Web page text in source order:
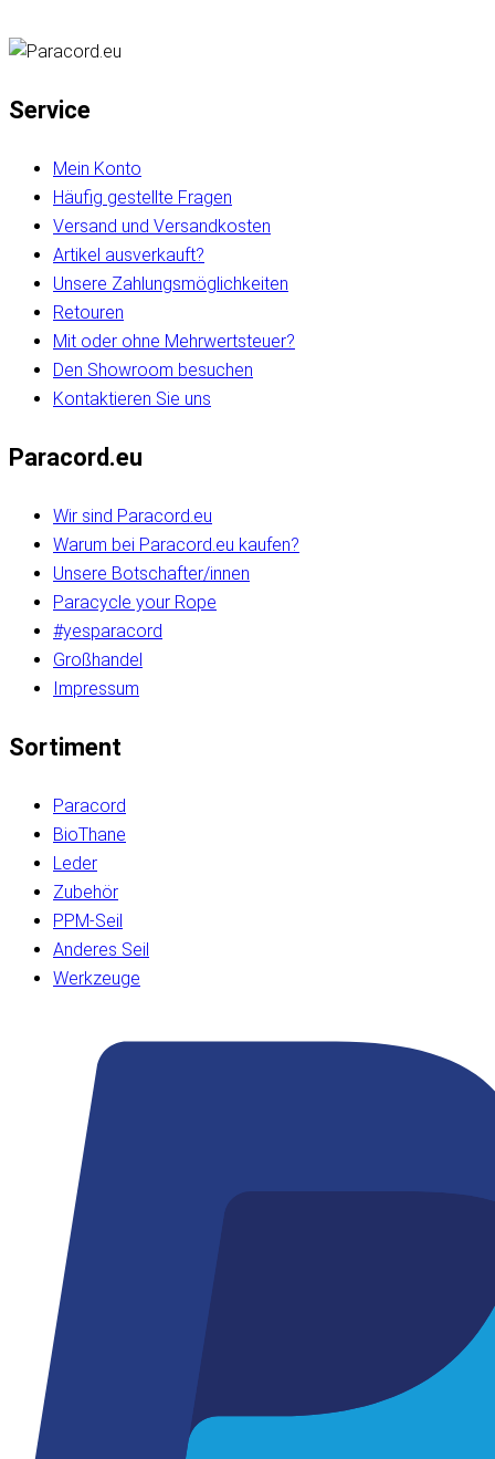
Service
Mein Konto
Häufig gestellte Fragen
Versand und Versandkosten
Artikel ausverkauft?
Unsere Zahlungsmöglichkeiten
Retouren
Mit oder ohne Mehrwertsteuer?
Den Showroom besuchen
Kontaktieren Sie uns
Paracord.eu
Wir sind Paracord.eu
Warum bei Paracord.eu kaufen?
Unsere Botschafter/innen
Paracycle your Rope
#yesparacord
Großhandel
Impressum
Sortiment
Paracord
BioThane
Leder
Zubehör
PPM-Seil
Anderes Seil
Werkzeuge